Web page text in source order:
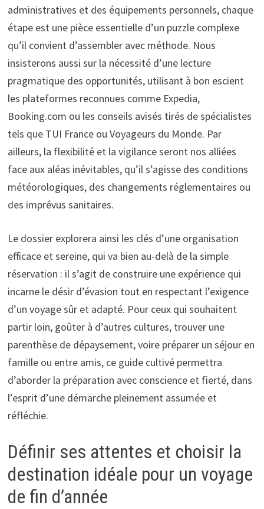
administratives et des équipements personnels, chaque
étape est une pièce essentielle d’un puzzle complexe
qu’il convient d’assembler avec méthode. Nous
insisterons aussi sur la nécessité d’une lecture
pragmatique des opportunités, utilisant à bon escient
les plateformes reconnues comme Expedia,
Booking.com ou les conseils avisés tirés de spécialistes
tels que TUI France ou Voyageurs du Monde. Par
ailleurs, la flexibilité et la vigilance seront nos alliées
face aux aléas inévitables, qu’il s’agisse des conditions
météorologiques, des changements réglementaires ou
des imprévus sanitaires.
Le dossier explorera ainsi les clés d’une organisation
efficace et sereine, qui va bien au-delà de la simple
réservation : il s’agit de construire une expérience qui
incarne le désir d’évasion tout en respectant l’exigence
d’un voyage sûr et adapté. Pour ceux qui souhaitent
partir loin, goûter à d’autres cultures, trouver une
parenthèse de dépaysement, voire préparer un séjour en
famille ou entre amis, ce guide cultivé permettra
d’aborder la préparation avec conscience et fierté, dans
l’esprit d’une démarche pleinement assumée et
réfléchie.
Définir ses attentes et choisir la
destination idéale pour un voyage
de fin d’année